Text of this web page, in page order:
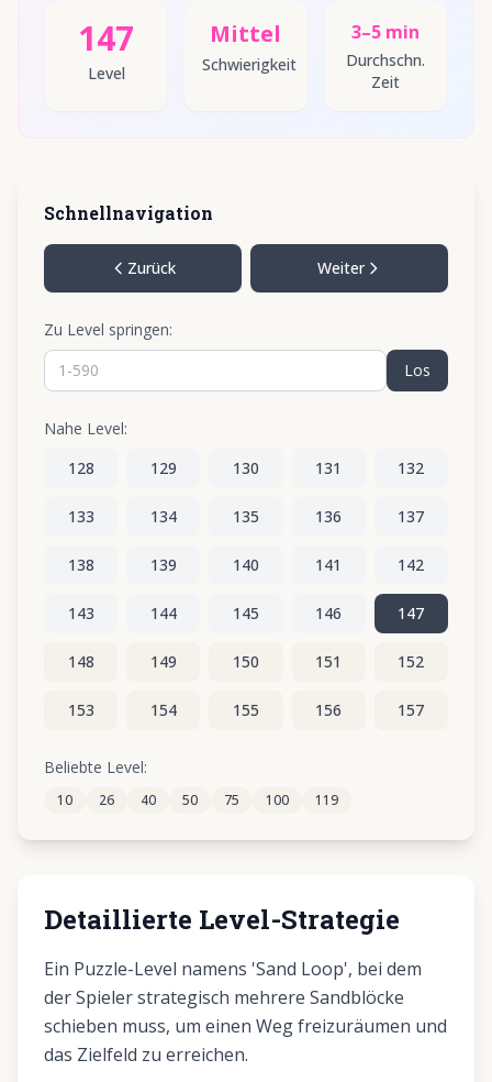
147
Level
Mittel
Schwierigkeit
3–5 min
Durchschn.
Zeit
Schnellnavigation
Zurück Weiter
Zu Level springen:
Los
Nahe Level:
128
129 130 131 132
133 134 135 136 137
138 139 140 141 142
143 144 145 146 147
148 149 150 151 152
153 154 155 156 157
158
163 164 165 166
Beliebte Level:
10 26 40 50 75 100 119
Detaillierte Level-Strategie
Ein Puzzle-Level namens 'Sand Loop', bei dem
der Spieler strategisch mehrere Sandblöcke
schieben muss, um einen Weg freizuräumen und
das Zielfeld zu erreichen.